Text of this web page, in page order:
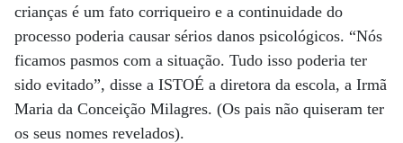
crianças é um fato corriqueiro e a continuidade do
processo poderia causar sérios danos psicológicos. “Nós
ficamos pasmos com a situação. Tudo isso poderia ter
sido evitado”, disse a ISTOÉ a diretora da escola, a Irmã
Maria da Conceição Milagres. (Os pais não quiseram ter
os seus nomes revelados).